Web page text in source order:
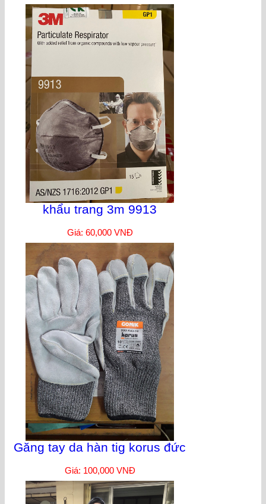
khẩu trang 3m 9913
Giá: 60,000 VNĐ
Găng tay da hàn tig korus đức
Giá: 100,000 VNĐ